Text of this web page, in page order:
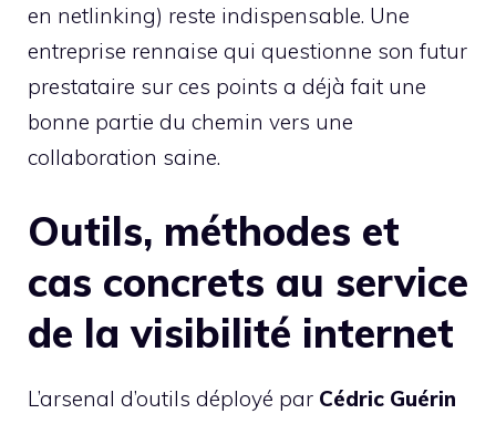
en netlinking) reste indispensable. Une
entreprise rennaise qui questionne son futur
prestataire sur ces points a déjà fait une
bonne partie du chemin vers une
collaboration saine.
Outils, méthodes et
cas concrets au service
de la visibilité internet
L’arsenal d’outils déployé par Cédric Guérin